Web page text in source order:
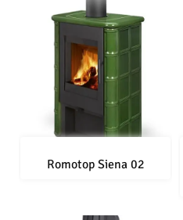
Romotop Siena 02